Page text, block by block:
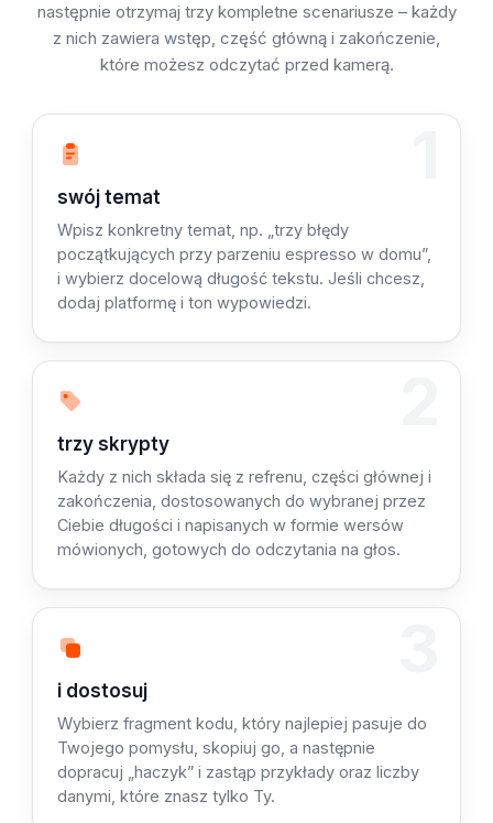
następnie otrzymaj trzy kompletne scenariusze – każdy
z nich zawiera wstęp, część główną i zakończenie,
które możesz odczytać przed kamerą.
Krok 1: Opisz
swój temat
Wpisz konkretny temat, np. „trzy błędy
początkujących przy parzeniu espresso w domu”,
i wybierz docelową długość tekstu. Jeśli chcesz,
dodaj platformę i ton wypowiedzi.
Krok 2: Piszemy
trzy skrypty
Każdy z nich składa się z refrenu, części głównej i
zakończenia, dostosowanych do wybranej przez
Ciebie długości i napisanych w formie wersów
mówionych, gotowych do odczytania na głos.
Krok 3: Skopiuj
i dostosuj
Wybierz fragment kodu, który najlepiej pasuje do
Twojego pomysłu, skopiuj go, a następnie
dopracuj „haczyk” i zastąp przykłady oraz liczby
danymi, które znasz tylko Ty.